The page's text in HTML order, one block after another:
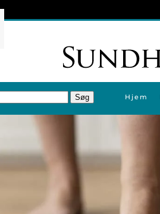
Hjem